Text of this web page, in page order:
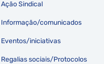
Ação Sindical
Informação/comunicados
Eventos/iniciativas
Regalias sociais/Protocolos